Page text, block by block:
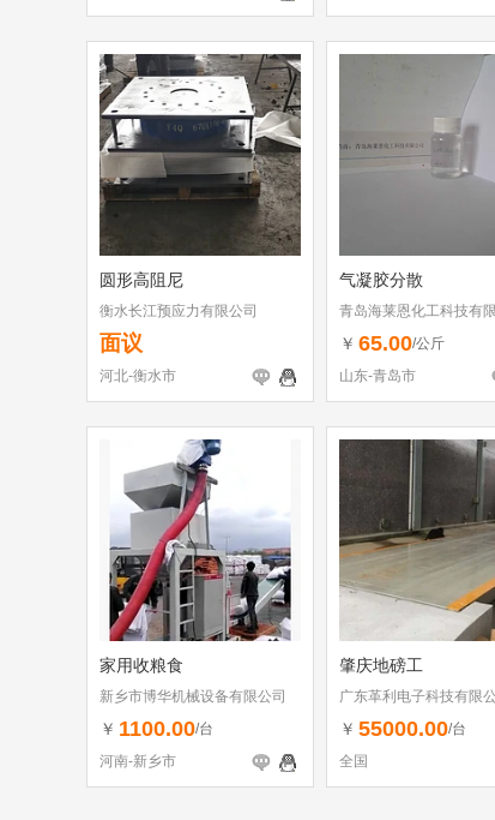
圆形高阻尼
衡水长江预应力有限公司
面议
河北-衡水市
气凝胶分散
青岛海莱恩化工科技有
￥ 65.00/公斤
山东-青岛市
家用收粮食
新乡市博华机械设备有限公司
￥ 1100.00/台
河南-新乡市
肇庆地磅工
广东革利电子科技有限
￥ 55000.00/台
全国